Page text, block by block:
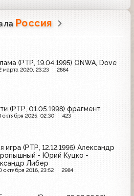
Россия
(РТР, 19.04.1995) ONWA, Dove
марта 2020, 23:23 2864
(РТР, 01.05.1998) фрагмент
октября 2025, 02:30 423
игра (РТР, 12.12.1996) Александр
- Юрий Куцко -
Либер
октября 2016, 23:52 2984